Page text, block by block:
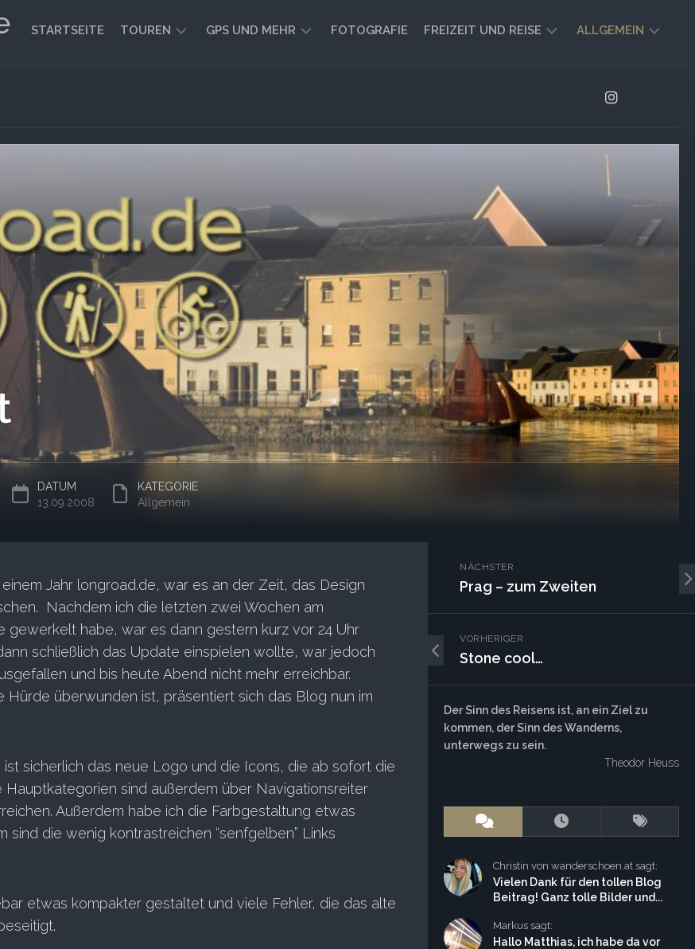
STARTSEITE TOUREN GPS UND MEHR
GEOCACHING
FOTOGRAFIE FREIZEIT UND REISE
REISEBERICHTE
FREIZEIT-
TIPPS
ALLGEMEIN
DATUM
13.09.2008
KATEGORIE
Allgemein
Jahr longroad.de, war es an der Zeit, das Design
Nachdem ich die letzten zwei Wochen am
gewerkelt habe, war es dann gestern kurz vor 24 Uhr
schließlich das Update einspielen wollte, war jedoch
und bis heute Abend nicht mehr erreichbar.
Hürde überwunden ist, präsentiert sich das Blog nun im
sicherlich das neue Logo und die Icons, die ab sofort die
Hauptkategorien sind außerdem über Navigationsreiter
Außerdem habe ich die Farbgestaltung etwas
sind die wenig kontrastreichen “senfgelben” Links
etwas kompakter gestaltet und viele Fehler, die das alte
NÄCHSTER
Prag – zum Zweiten
VORHERIGER
Stone cool…
Der Sinn des Reisens ist, an ein Ziel zu
kommen, der Sinn des Wanderns,
unterwegs zu sein.
Theodor Heuss
Christin von wanderschoen.at sagt:
Vielen Dank für den tollen Blog
Beitrag! Ganz tolle Bilder und...
Markus sagt:
Hallo Matthias, ich habe da vor